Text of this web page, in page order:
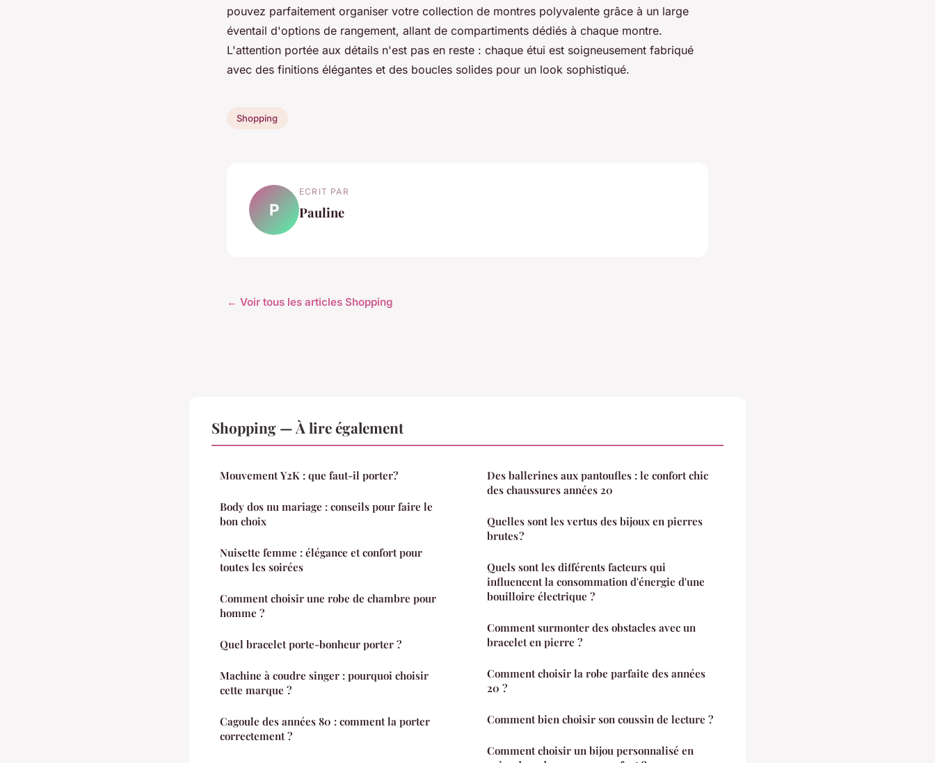
pouvez parfaitement organiser votre collection de montres polyvalente grâce à un large
éventail d'options de rangement, allant de compartiments dédiés à chaque montre.
L'attention portée aux détails n'est pas en reste : chaque étui est soigneusement fabriqué
avec des finitions élégantes et des boucles solides pour un look sophistiqué.
Shopping
P
ECRIT PAR
Pauline
← Voir tous les articles Shopping
Shopping — À lire également
Mouvement Y2K : que faut-il porter?
Body dos nu mariage : conseils pour faire le
bon choix
Nuisette femme : élégance et confort pour
toutes les soirées
Comment choisir une robe de chambre pour
homme ?
Quel bracelet porte-bonheur porter ?
Machine à coudre singer : pourquoi choisir
cette marque ?
Cagoule des années 80 : comment la porter
correctement ?
Des ballerines aux pantoufles : le confort chic
des chaussures années 20
Quelles sont les vertus des bijoux en pierres
brutes ?
Quels sont les différents facteurs qui
influencent la consommation d'énergie d'une
bouilloire électrique ?
Comment surmonter des obstacles avec un
bracelet en pierre ?
Comment choisir la robe parfaite des années
20 ?
Comment bien choisir son coussin de lecture ?
Comment choisir un bijou personnalisé en